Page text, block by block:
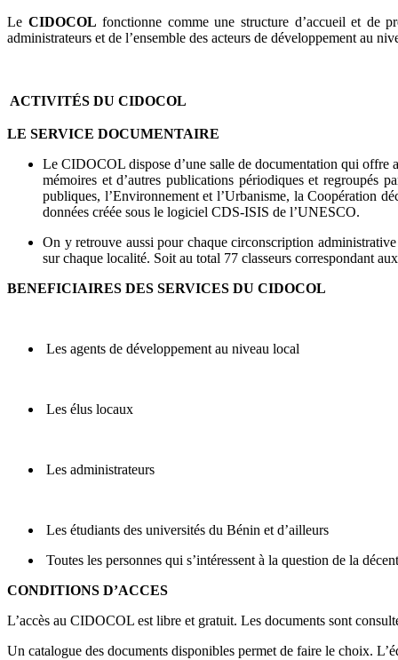
Le CIDOCOLfonctionne comme une structure d’accueil et de
administrateurs et de l’ensemble des acteurs de développement au
ACTIVITÉS DU CIDOCOL
LE SERVICE DOCUMENTAIRE
Le CIDOCOL dispose d’une salle de documentation qui offre
mémoires et d’autres publications périodiques et regroupés
publiques, l’Environnement et l’Urbanisme, la Coopération
données créée sous le logiciel CDS-ISIS de l’UNESCO.
On y retrouve aussi pour chaque circonscription
sur chaque localité. Soit au total 77 classeurs correspondant
BENEFICIAIRES DES SERVICES DU CIDOCOL
Les agents de développement au niveau local
Les élus locaux
Les administrateurs
Les étudiants des universités du Bénin et d’ailleurs
Toutes les personnes qui s’intéressent à la question de la
CONDITIONS D’ACCES
L’accès au CIDOCOL est libre et gratuit. Les documents sont
Un catalogue des documents disponibles permet de faire le choix.